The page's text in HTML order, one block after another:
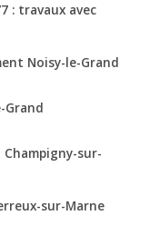
: travaux avec
Noisy-le-Grand
Grand
sur-
sur-Marne